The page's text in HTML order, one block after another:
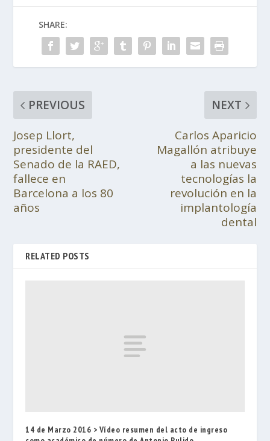
SHARE:
PREVIOUS
Josep Llort,
presidente del
Senado de la RAED,
fallece en
Barcelona a los 80
años
NEXT
Carlos Aparicio
Magallón atribuye
a las nuevas
tecnologías la
revolución en la
implantología
dental
RELATED POSTS
14 de Marzo 2016 > Vídeo resumen del acto de ingreso